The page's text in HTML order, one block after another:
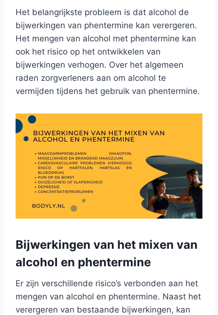
Het belangrijkste probleem is dat alcohol de
bijwerkingen van phentermine kan verergeren.
Het mengen van alcohol met phentermine kan
ook het risico op het ontwikkelen van
bijwerkingen verhogen. Over het algemeen
raden zorgverleners aan om alcohol te
vermijden tijdens het gebruik van phentermine.
Bijwerkingen van het mixen van
alcohol en phentermine
Er zijn verschillende risico’s verbonden aan het
mengen van alcohol en phentermine. Naast het
verergeren van bestaande bijwerkingen, kan